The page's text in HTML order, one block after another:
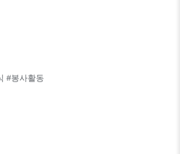
#봉사활동